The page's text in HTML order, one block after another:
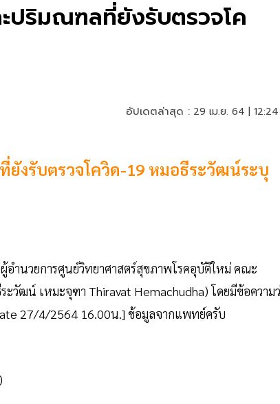
ปริมณฑลที่ยังรับตรวจโค
อัปเดตล่าสุด : 29 เม.ย. 64 |
งรับตรวจโควิด-19 หมอธีระวัฒน์ระบุ
อำนวยการศูนย์วิทยาศาสตร์สุขภาพโรคอุบัติใหม่ คณะ
วัฒน์ เหมะจุฑา Thiravat Hemachudha) โดยมีข้อความ
27/4/2564 16.00น.] ข้อมูลจากแพทย์ครับ